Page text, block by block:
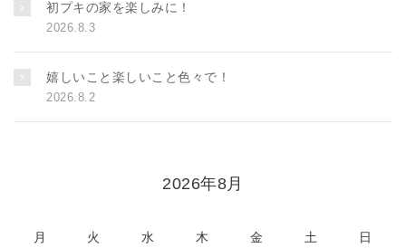
初プキの家を楽しみに！
2026.8.3
嬉しいこと楽しいこと色々で！
2026.8.2
2026年8月
月 火 水 木 金 土 日